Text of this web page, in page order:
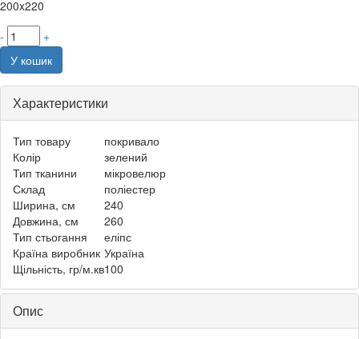
200x220
-
+
У кошик
Характеристики
Тип товару
покривало
Колір
зелений
Тип тканини
мікровелюр
Склад
поліестер
Ширина, см
240
Довжина, см
260
Тип стьогання
еліпс
Країна виробник Україна
Щільність, гр/м.кв100
Опис